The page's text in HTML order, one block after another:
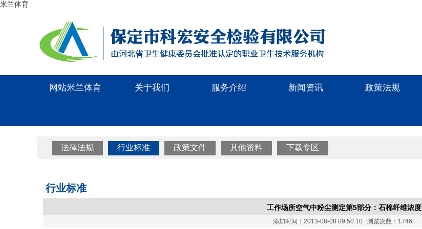
米兰体育
网站米兰体育 关于我们 服务介绍 新闻资讯 政策法规
法律法规 行业标准 政策文件 其他资料 下载专区
行业标准
工作场所空气中粉尘测定第5部分：石棉纤维浓度
添加时间：2013-08-08 09:50:10 浏览次数：1746